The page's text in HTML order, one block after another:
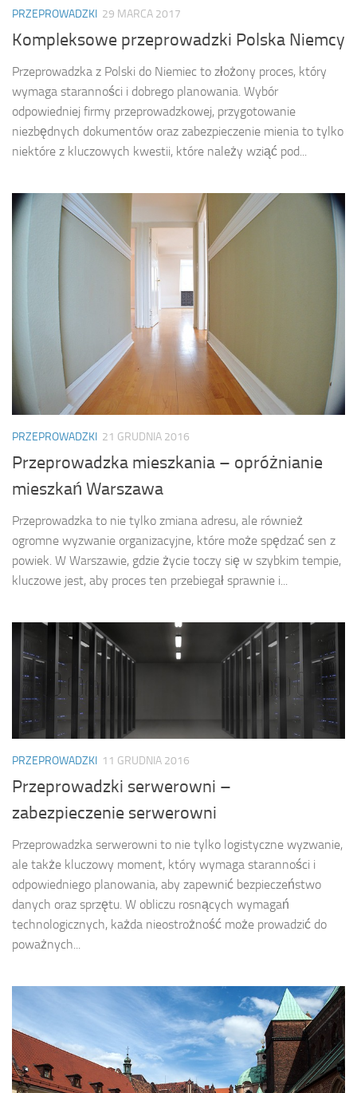
PRZEPROWADZKI 29 MARCA 2017
Kompleksowe przeprowadzki Polska Niemcy
Przeprowadzka z Polski do Niemiec to złożony proces, który
wymaga staranności i dobrego planowania. Wybór
odpowiedniej firmy przeprowadzkowej, przygotowanie
niezbędnych dokumentów oraz zabezpieczenie mienia to tylko
niektóre z kluczowych kwestii, które należy wziąć pod...
PRZEPROWADZKI 21 GRUDNIA 2016
Przeprowadzka mieszkania – opróżnianie
mieszkań Warszawa
Przeprowadzka to nie tylko zmiana adresu, ale również
ogromne wyzwanie organizacyjne, które może spędzać sen z
powiek. W Warszawie, gdzie życie toczy się w szybkim tempie,
kluczowe jest, aby proces ten przebiegał sprawnie i...
PRZEPROWADZKI 11 GRUDNIA 2016
Przeprowadzki serwerowni –
zabezpieczenie serwerowni
Przeprowadzka serwerowni to nie tylko logistyczne wyzwanie,
ale także kluczowy moment, który wymaga staranności i
odpowiedniego planowania, aby zapewnić bezpieczeństwo
danych oraz sprzętu. W obliczu rosnących wymagań
technologicznych, każda nieostrożność może prowadzić do
poważnych...